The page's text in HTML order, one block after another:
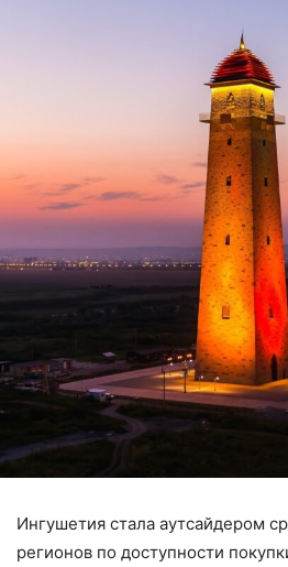
Ингушетия стала аутсайдером
регионов по доступности